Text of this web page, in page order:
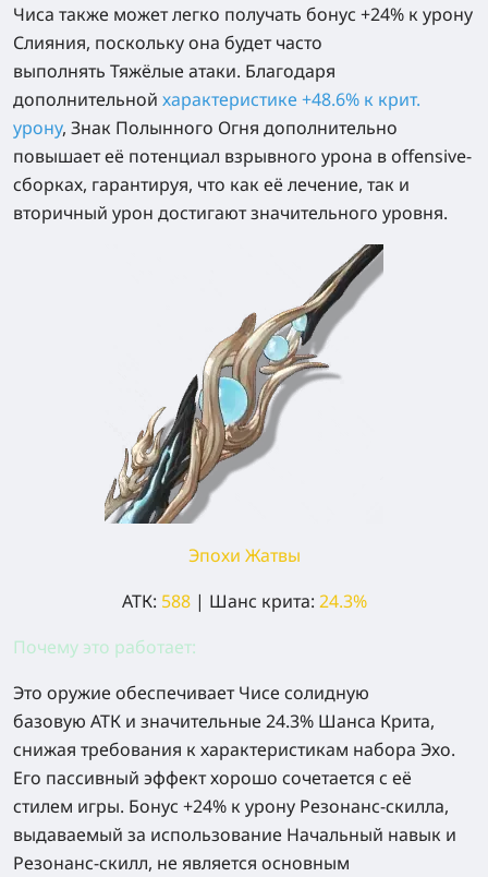
Чиса также может легко получать бонус +24% к урону
Слияния, поскольку она будет часто
выполнять Тяжёлые атаки. Благодаря
дополнительной характеристике +48.6% к крит.
урону, Знак Полынного Огня дополнительно
повышает её потенциал взрывного урона в offensive-
сборках, гарантируя, что как её лечение, так и
вторичный урон достигают значительного уровня.
Эпохи Жатвы
АТК: 588 | Шанс крита: 24.3%
Почему это работает:
Это оружие обеспечивает Чисе солидную
базовую АТК и значительные 24.3% Шанса Крита,
снижая требования к характеристикам набора Эхо.
Его пассивный эффект хорошо сочетается с её
стилем игры. Бонус +24% к урону Резонанс-скилла,
выдаваемый за использование Начальный навык и
Резонанс-скилл, не является основным